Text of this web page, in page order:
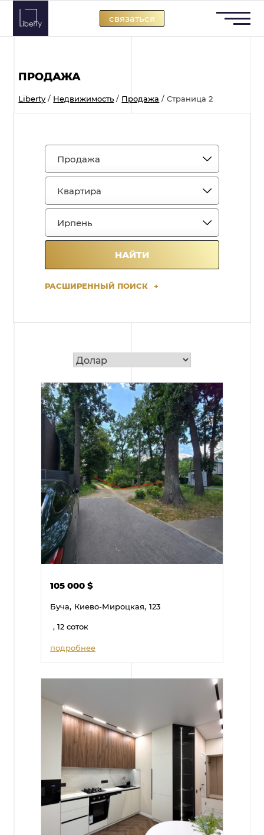
Skip
content
связаться
ПРОДАЖА
Liberty / Недвижимость / Продажа /Страница 2
РАСШИРЕННЫЙ ПОИСК +
105 000$
Буча, Киево-Мироцкая, 123
, 12 соток
подробнее